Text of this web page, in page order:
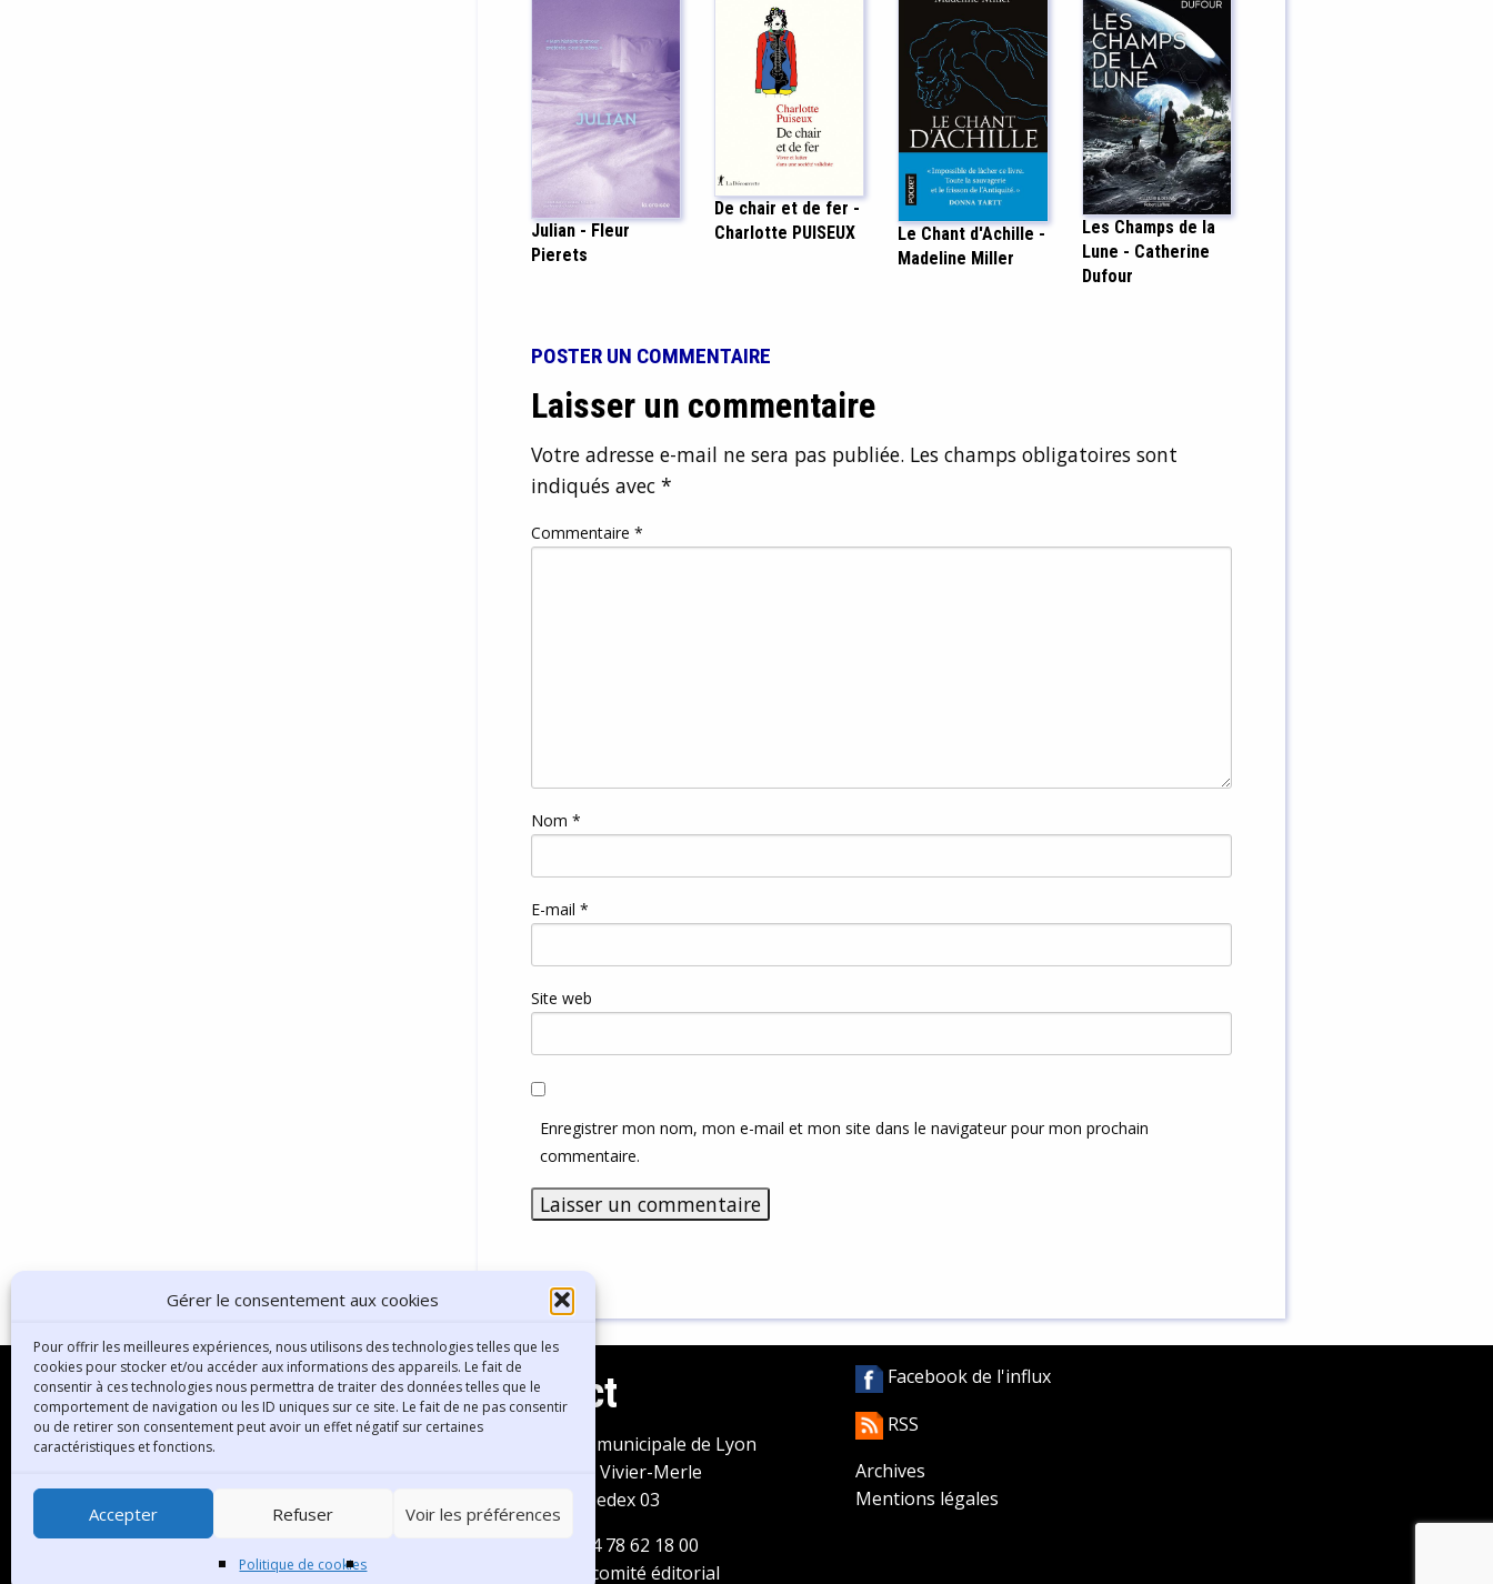
Gérer le consentement aux cookies
Pour offrir les meilleures expériences, nous utilisons des technologies telles que les
cookies pour stocker et/ou accéder aux informations des appareils. Le fait de
consentir à ces technologies nous permettra de traiter des données telles que le
comportement de navigation ou les ID uniques sur ce site. Le fait de ne pas consentir
ou de retirer son consentement peut avoir un effet négatif sur certaines
caractéristiques et fonctions.
Accepter Refuser Voir les préférences
Politique de cookies
Julian - Fleur
Pierets
De chair et de fer -
Charlotte PUISEUX
Le Chant d'Achille -
Madeline Miller
Les Champs de la
Lune - Catherine
Dufour
POSTER UN COMMENTAIRE
Laisser un commentaire
Votre adresse e-mail ne sera pas publiée. Les champs obligatoires sont
indiqués avec *
Commentaire *
Nom *
E-mail *
Site web
Enregistrer mon nom, mon e-mail et mon site dans le navigateur pour mon prochain
commentaire.
Contact
Bibliothèque municipale de Lyon
30 Boulevard Vivier-Merle
69431 Lyon Cedex 03
04 78 62 18 00
Contacter le comité éditorial
Facebook de l'influx
RSS
Archives
Mentions légales